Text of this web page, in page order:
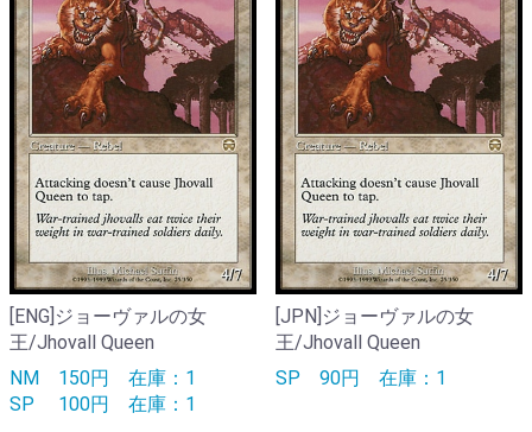
[ENG]ジョーヴァルの女
王/Jhovall Queen
NM 150円 在庫：1
SP
100円 在庫：1
[JPN]ジョーヴァルの女
王/Jhovall Queen
SP 90円 在庫：1